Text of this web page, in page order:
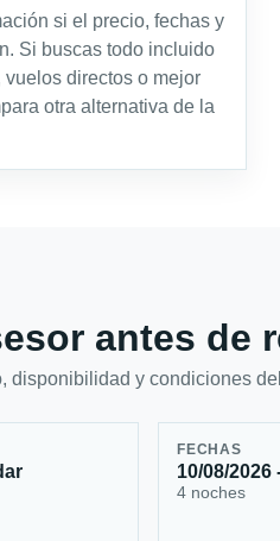
si el precio, fechas y
Si buscas todo incluido
vuelos directos o mejor
otra alternativa de la
antes de
disponibilidad y condiciones
FECHAS
10/08/2026
4 noches